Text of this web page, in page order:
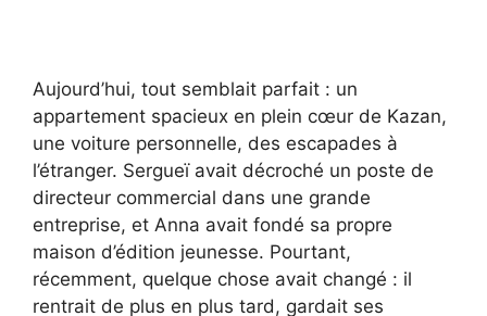
Aujourd’hui, tout semblait parfait : un
appartement spacieux en plein cœur de Kazan,
une voiture personnelle, des escapades à
l’étranger. Sergueï avait décroché un poste de
directeur commercial dans une grande
entreprise, et Anna avait fondé sa propre
maison d’édition jeunesse. Pourtant,
récemment, quelque chose avait changé : il
rentrait de plus en plus tard, gardait ses